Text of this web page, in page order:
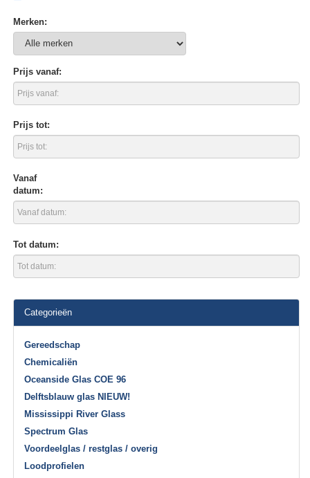
Merken:
Prijs vanaf:
Prijs tot:
Vanaf
datum:
Tot datum:
Categorieën
Gereedschap
Chemicaliën
Oceanside Glas COE 96
Delftsblauw glas NIEUW!
Mississippi River Glass
Spectrum Glas
Voordeelglas / restglas / overig
Loodprofielen